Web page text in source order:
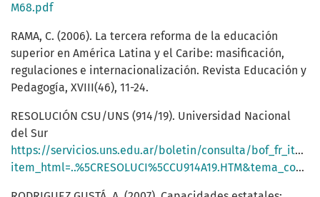
M68.pdf
RAMA, C. (2006). La tercera reforma de la educación
superior en América Latina y el Caribe: masificación,
regulaciones e internacionalización. Revista Educación y
Pedagogía, XVIII(46), 11-24.
RESOLUCIÓN CSU/UNS (914/19). Universidad Nacional
del Sur
https://servicios.uns.edu.ar/boletin/consulta/
item_html=..%5CRESOLUCI%5CCU914A19.HTM&tema_cod=9&subtema_cod=2&oper=T